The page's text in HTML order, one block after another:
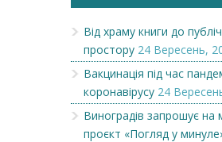
Від храму книги до
простору 24 Вересень,
Вакцинація під час
коронавірусу 24
Виноградів запрошує на
проєкт «Погляд у